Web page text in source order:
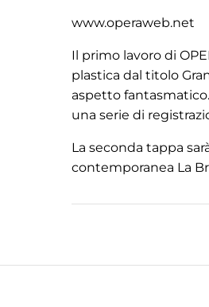
www.operaweb.net
Il primo lavoro di
plastica dal titolo
aspetto
una serie di
La seconda tappa
contemporanea La